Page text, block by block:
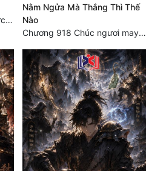
Chương 450 Huấn luyện thực chiến, Long Linh Cơ đối chiến bốn người Cổ Nguyệt và Vũ Lân!
Nằm Ngửa Mà Thắng Thì Thế
Nào
Chương 918 Chúc ngươi may mắn! Ca môn cũng là sắt thép thẳng nam!